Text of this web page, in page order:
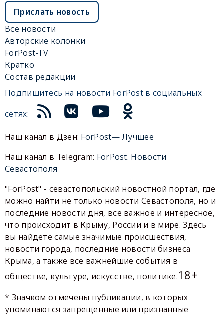
Прислать новость
Все новости
Авторские колонки
ForPost-TV
Кратко
Состав редакции
Подпишитесь на новости ForPost в социальных
сетях:
Наш канал в Дзен: ForPost— Лучшее
Наш канал в Telegram: ForPost. Новости
Севастополя
"ForPost" - севастопольский новостной портал, где
можно найти не только новости Севастополя, но и
последние новости дня, все важное и интересное,
что происходит в Крыму, России и в мире. Здесь
вы найдете самые значимые происшествия,
новости города, последние новости бизнеса
Крыма, а также все важнейшие события в
обществе, культуре, искусстве, политике.18+
* Значком отмечены публикации, в которых
упоминаются запрещенные или признанные